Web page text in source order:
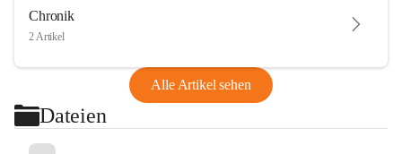
Chronik
2 Artikel
Alle Artikel sehen
Dateien